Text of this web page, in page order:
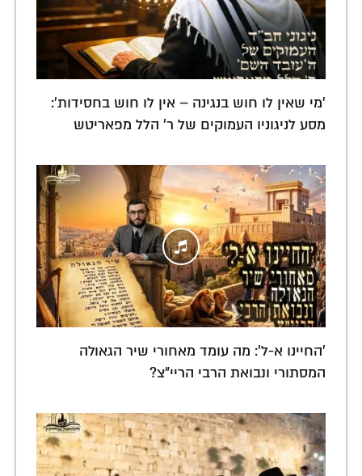
'מי שאין לו חוש בנגינה – אין לו חוש בחסידות':
מסע לניגוניו העמוקים של ר' הלל מפאריטש
'החיינו א-ל': מה עומד מאחורי שיר הגאולה
המסתורי ונבואת הרבי הריי"צ?